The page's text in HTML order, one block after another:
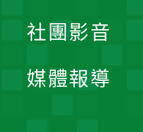
社團影音
媒體報導